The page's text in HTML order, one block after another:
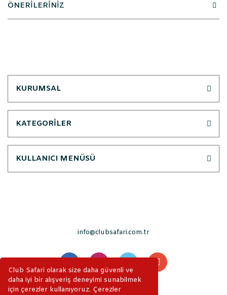
Club Safari olarak size daha güvenli ve
daha iyi bir alışveriş deneyimi sunabilmek
için çerezler kullanıyoruz. Çerezler
ÖNERİLERİNİZ
KURUMSAL
KATEGORİLER
KULLANICI MENÜSÜ
info@clubsafari.com.tr